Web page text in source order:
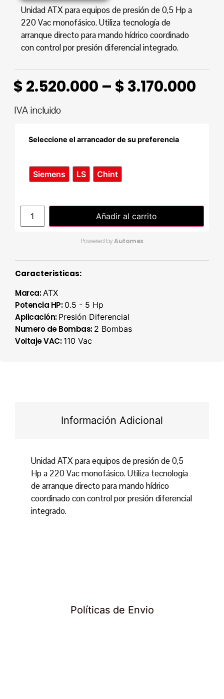
Unidad ATX para equipos de presión de 0,5 Hp a
220 Vac monofásico. Utiliza tecnología de
arranque directo para mando hídrico coordinado
con control por presión diferencial integrado.
$2.520.000 – $3.170.000
IVA incluido
Seleccione el arrancador de su preferencia
Siemens LS Chint
Añadir al carrito
Powered byAutomex
Caracteristicas:
Marca: ATX
Potencia HP: 0.5 - 5 Hp
Aplicación: Presión Diferencial
Numero de Bombas: 2 Bombas
Voltaje VAC: 110 Vac
Información Adicional
Políticas de Envio
Unidad ATX para equipos de presión de 0,5
Hp a 220 Vac monofásico. Utiliza tecnología
de arranque directo para mando hídrico
coordinado con control por presión diferencial
integrado.